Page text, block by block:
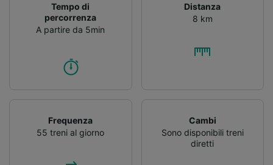
Tempo di
percorrenza
A partire da 5min
Distanza
8 km
Frequenza
55 treni al giorno
Cambi
Sono disponibili treni
diretti